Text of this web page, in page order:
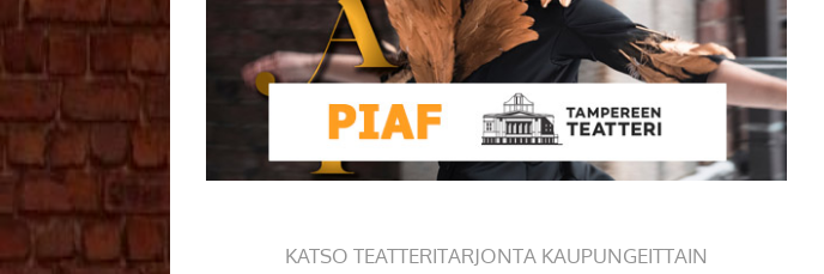
KATSO TEATTERITARJONTA KAUPUNGEITTAIN